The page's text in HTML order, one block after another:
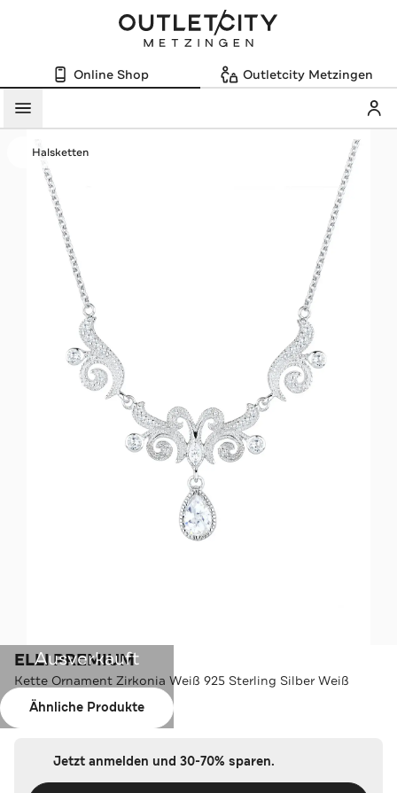
Online Shop Outletcity Metzingen
Menü
Halsketten
Ausverkauft
Ähnliche Produkte
ELLI PREMIUM
Kette Ornament Zirkonia Weiß 925 Sterling Silber Weiß
Farbe:Weiß
Jetzt anmelden und 30-70% sparen.